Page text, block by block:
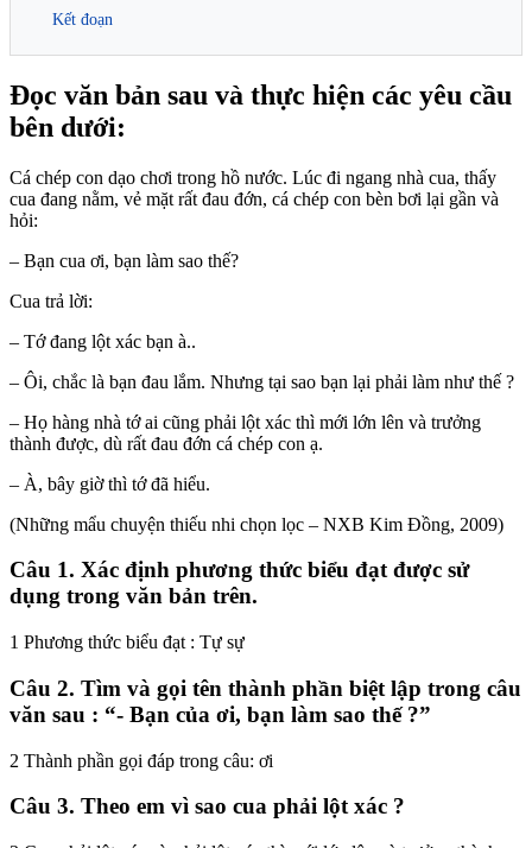
Kết đoạn
Đọc văn bản sau và thực hiện các yêu cầu
bên dưới:
Cá chép con dạo chơi trong hồ nước. Lúc đi ngang nhà cua, thấy
cua đang nằm, vẻ mặt rất đau đớn, cá chép con bèn bơi lại gần và
hỏi:
– Bạn cua ơi, bạn làm sao thế?
Cua trả lời:
– Tớ đang lột xác bạn à..
– Ôi, chắc là bạn đau lắm. Nhưng tại sao bạn lại phải làm như thế ?
– Họ hàng nhà tớ ai cũng phải lột xác thì mới lớn lên và trưởng
thành được, dù rất đau đớn cá chép con ạ.
– À, bây giờ thì tớ đã hiểu.
(Những mẩu chuyện thiếu nhi chọn lọc – NXB Kim Đồng, 2009)
Câu 1. Xác định phương thức biểu đạt được sử
dụng trong văn bản trên.
1 Phương thức biểu đạt : Tự sự
Câu 2. Tìm và gọi tên thành phần biệt lập trong câu
văn sau : “- Bạn của ơi, bạn làm sao thế ?”
2 Thành phần gọi đáp trong câu: ơi
Câu 3. Theo em vì sao cua phải lột xác ?